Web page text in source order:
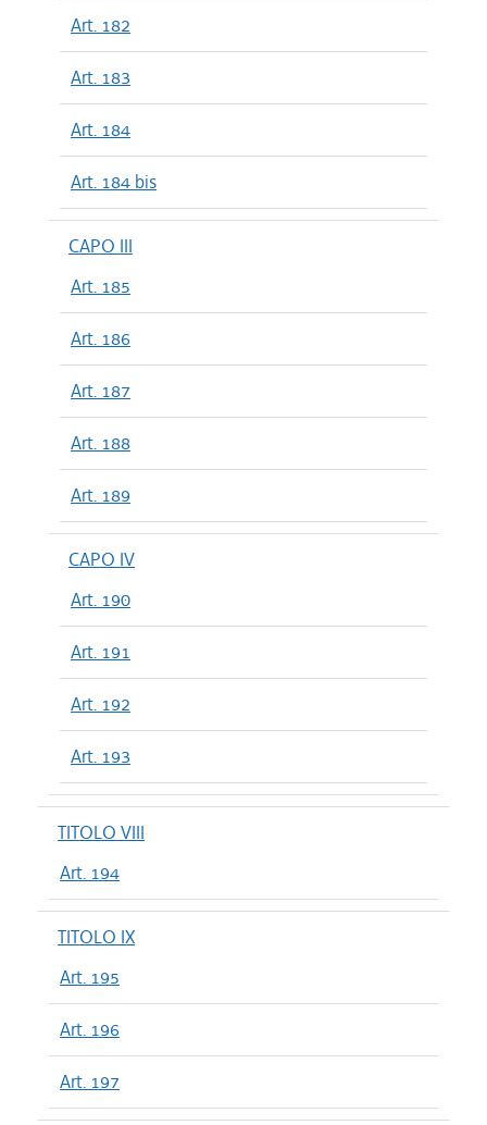
Art. 182
Art. 183
Art. 184
Art. 184 bis
CAPO III
Art. 185
Art. 186
Art. 187
Art. 188
Art. 189
CAPO IV
Art. 190
Art. 191
Art. 192
Art. 193
TITOLO VIII
Art. 194
TITOLO IX
Art. 195
Art. 196
Art. 197